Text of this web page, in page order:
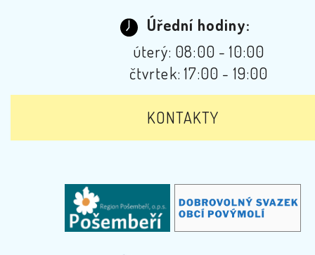
Úřední hodiny:
úterý: 08:00 - 10:00
čtvrtek: 17:00 - 19:00
KONTAKTY